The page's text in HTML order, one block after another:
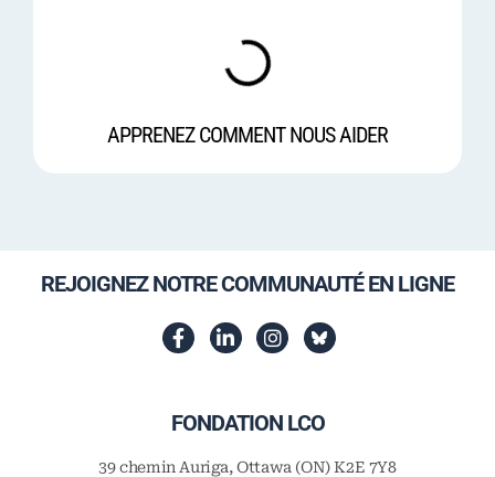
APPRENEZ COMMENT NOUS AIDER
REJOIGNEZ NOTRE COMMUNAUTÉ EN LIGNE
FONDATION LCO
39 chemin Auriga, Ottawa (ON) K2E 7Y8